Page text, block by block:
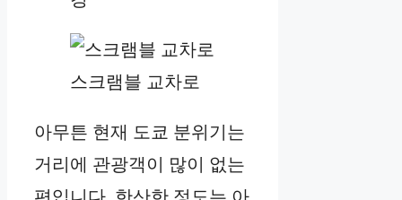
스크램블 교차로
아무튼 현재 도쿄 분위기는
거리에 관광객이 많이 없는